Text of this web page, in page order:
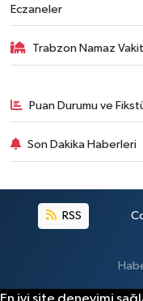
Eczaneler
Trabzon Namaz
Puan Durumu ve
Son Dakika Haberleri
RSS